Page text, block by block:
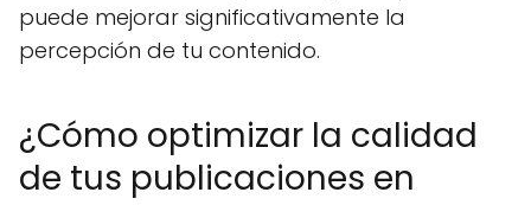
puede mejorar significativamente la
percepción de tu contenido.
¿Cómo optimizar la calidad
de tus publicaciones en